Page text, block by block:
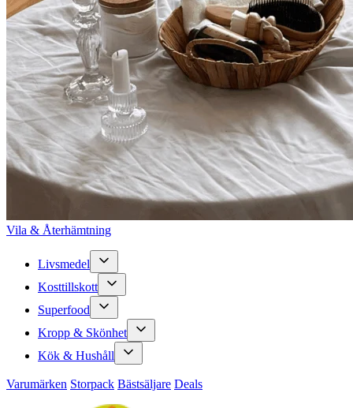
Vila & Återhämtning
Livsmedel
Kosttillskott
Superfood
Kropp & Skönhet
Kök & Hushåll
Varumärken Storpack Bästsäljare Deals